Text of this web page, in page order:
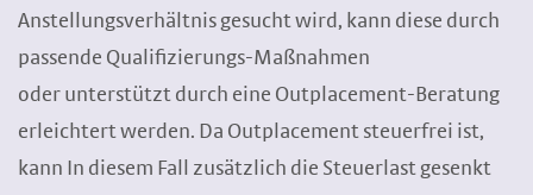
Anstellungsverhältnis gesucht wird, kann diese durch
passende Qualifizierungs-Maßnahmen
oder unterstützt durch eine Outplacement-Beratung
erleichtert werden. Da Outplacement steuerfrei ist,
kann In diesem Fall zusätzlich die Steuerlast gesenkt